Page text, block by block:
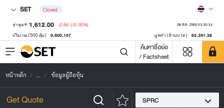
SET Closed
ล่าสุด 1,612.00 -2.64 (-0.16%) 08 ส.ค. 2569 03:20:14
ปริมาณ ('000 หุ้น) 9,800,107 มูลค่า (ล้านบาท) 63,391.38
ค้นหาชื่อย่อ
/ Factsheet
หน้าหลัก ... ข้อมูลผู้ถือหุ้น
SPRC